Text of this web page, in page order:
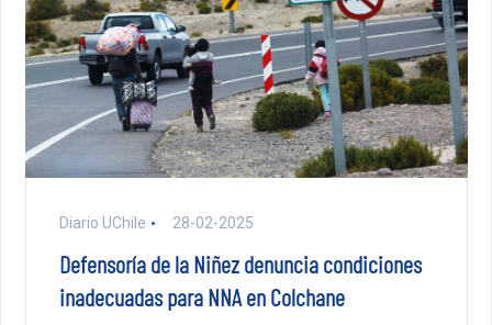
Diario UChile 28-02-2025
Defensoría de la Niñez denuncia condiciones
inadecuadas para NNA en Colchane